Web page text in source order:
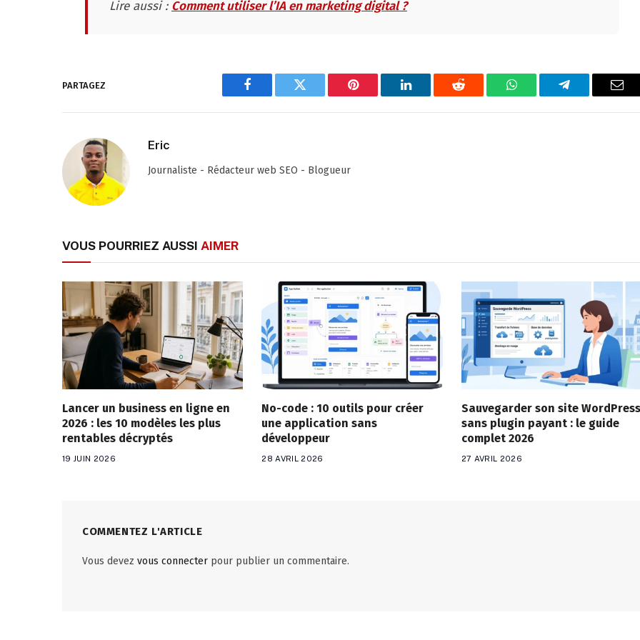
Lire aussi : Comment utiliser l’IA en marketing digital ?
PARTAGEZ
Facebook Twitter Pinterest LinkedIn Reddit WhatsAppTelegram
Eric
Journaliste - Rédacteur web SEO - Blogueur
VOUS POURRIEZ AUSSI AIMER
Lancer un business en ligne en
2026 : les 10 modèles les plus
rentables décryptés
19 JUIN 2026
No-code : 10 outils pour créer
une application sans
développeur
28 AVRIL 2026
Sauvegarder son site WordPress
sans plugin payant : le guide
complet 2026
27 AVRIL 2026
COMMENTEZ L'ARTICLE
Vous devez vous connecter pour publier un commentaire.